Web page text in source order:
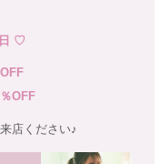
♡
OFF
店ください♪